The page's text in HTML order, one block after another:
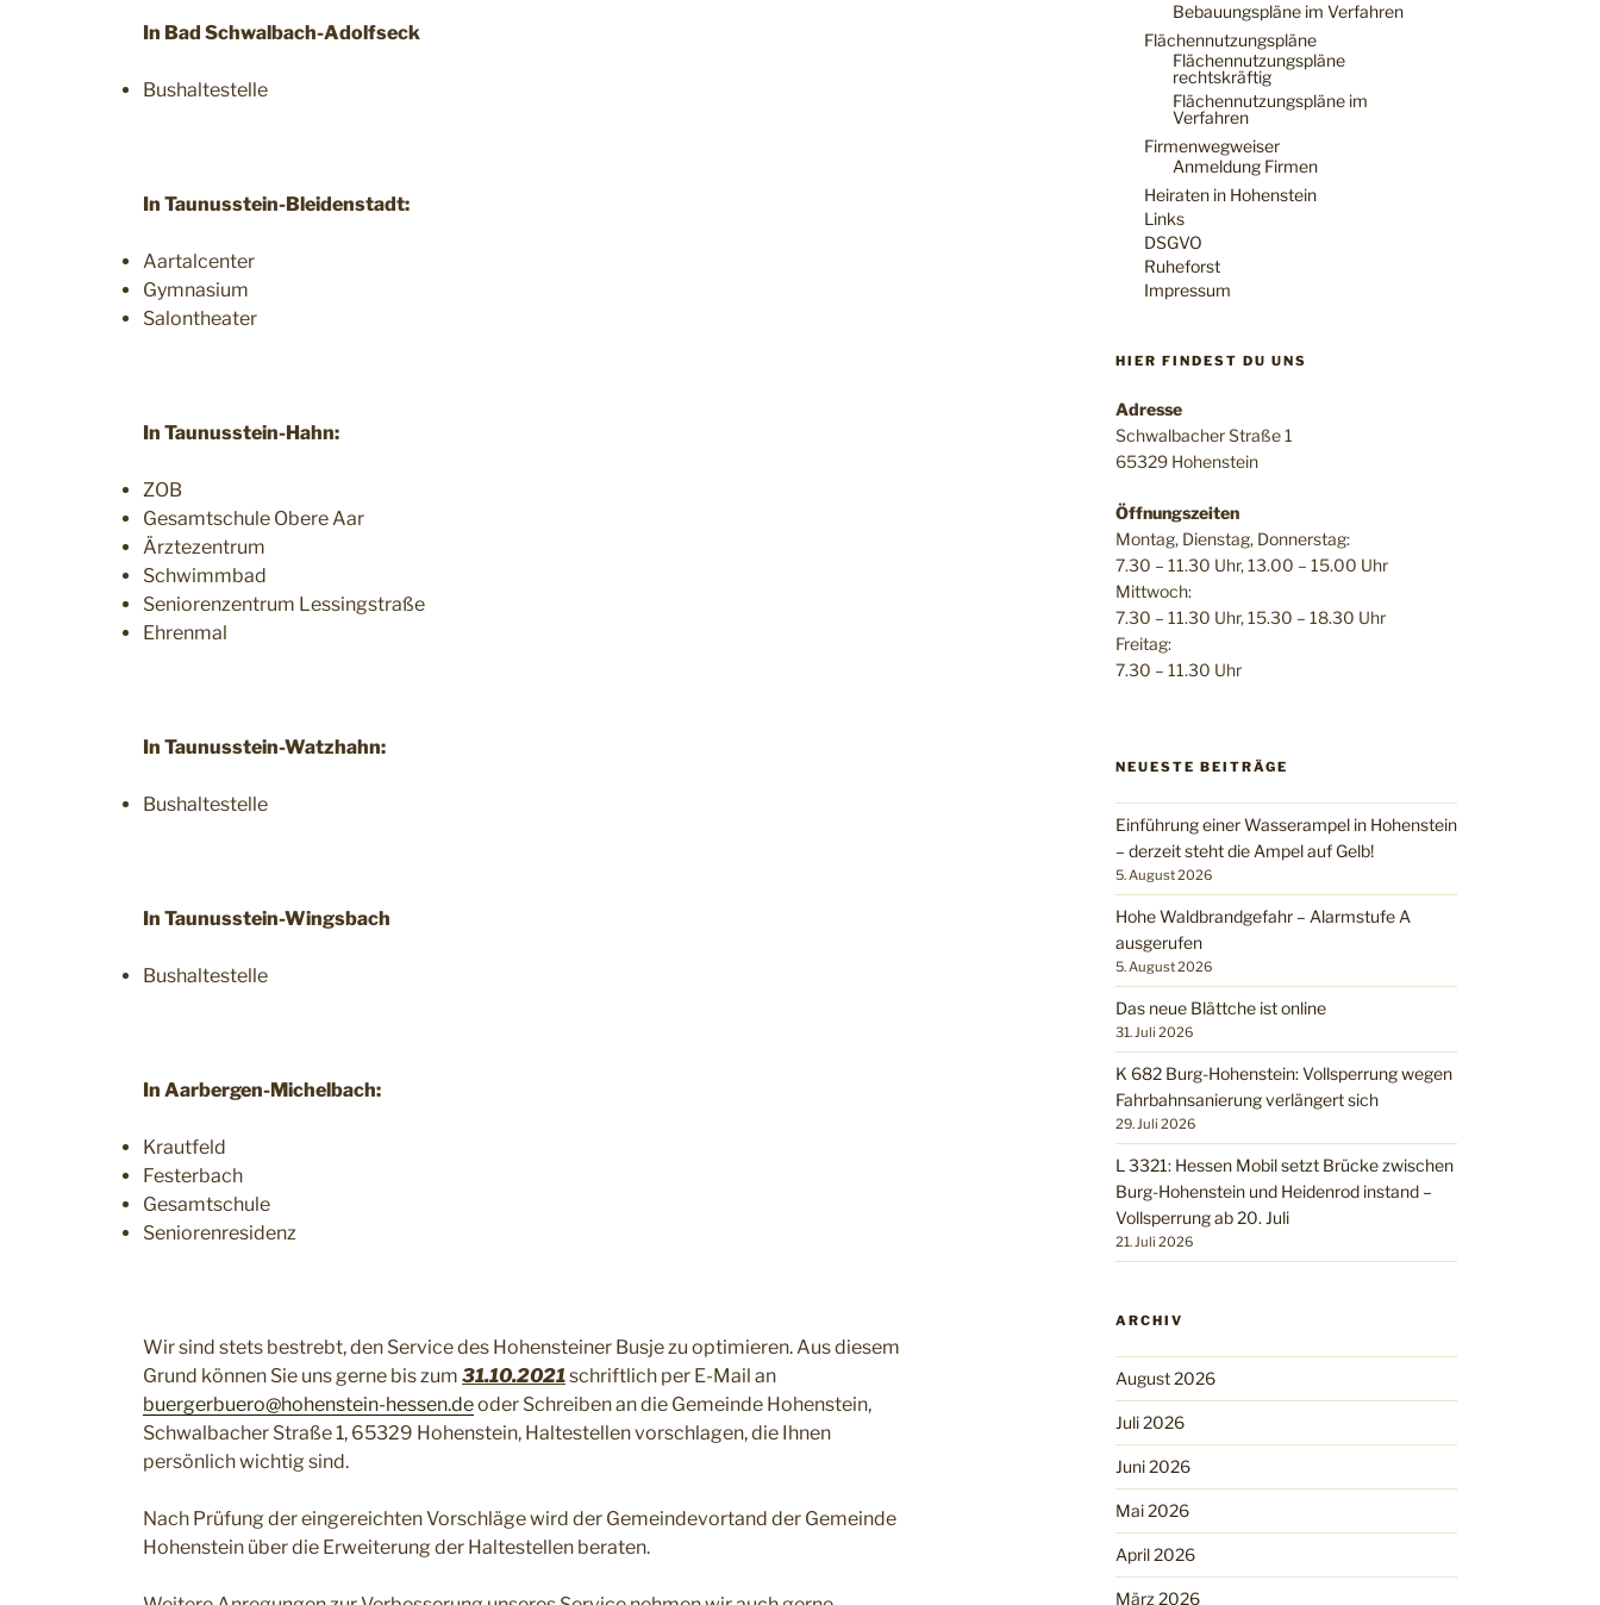
In Bad Schwalbach-Adolfseck
Bushaltestelle
In Taunusstein-Bleidenstadt:
Aartalcenter
Gymnasium
Salontheater
In Taunusstein-Hahn:
ZOB
Gesamtschule Obere Aar
Ärztezentrum
Schwimmbad
Seniorenzentrum Lessingstraße
Ehrenmal
In Taunusstein-Watzhahn:
Bushaltestelle
In Taunusstein-Wingsbach
Bushaltestelle
In Aarbergen-Michelbach:
Krautfeld
Festerbach
Gesamtschule
Seniorenresidenz
Wir sind stets bestrebt, den Service des Hohensteiner Busje zu optimieren. Aus diesem
Grund können Sie uns gerne bis zum 31.10.2021schriftlich per E-Mail an
buergerbuero@hohenstein-hessen.deoder Schreiben an die Gemeinde Hohenstein,
Schwalbacher Straße 1, 65329 Hohenstein, Haltestellen vorschlagen, die Ihnen
persönlich wichtig sind.
Nach Prüfung der eingereichten Vorschläge wird der Gemeindevortand der Gemeinde
Hohenstein über die Erweiterung der Haltestellen beraten.
Bebauungspläne im Verfahren
Flächennutzungspläne
Flächennutzungspläne
rechtskräftig
Flächennutzungspläne im
Verfahren
Firmenwegweiser
Anmeldung Firmen
Heiraten in Hohenstein
Links
DSGVO
Ruheforst
Impressum
HIER FINDEST DU UNS
Adresse
Schwalbacher Straße 1
65329 Hohenstein
Öffnungszeiten
Montag, Dienstag, Donnerstag:
7.30 – 11.30 Uhr, 13.00 – 15.00 Uhr
Mittwoch:
7.30 – 11.30 Uhr, 15.30 – 18.30 Uhr
Freitag:
7.30 – 11.30 Uhr
NEUESTE BEITRÄGE
Einführung einer Wasserampel in Hohenstein
– derzeit steht die Ampel auf Gelb!
5. August 2026
Hohe Waldbrandgefahr – Alarmstufe A
ausgerufen
5. August 2026
Das neue Blättche ist online
31. Juli 2026
K 682 Burg-Hohenstein: Vollsperrung wegen
Fahrbahnsanierung verlängert sich
29. Juli 2026
L 3321: Hessen Mobil setzt Brücke zwischen
Burg-Hohenstein und Heidenrod instand –
Vollsperrung ab 20. Juli
21. Juli 2026
ARCHIV
August 2026
Juli 2026
Juni 2026
Mai 2026
April 2026
März 2026